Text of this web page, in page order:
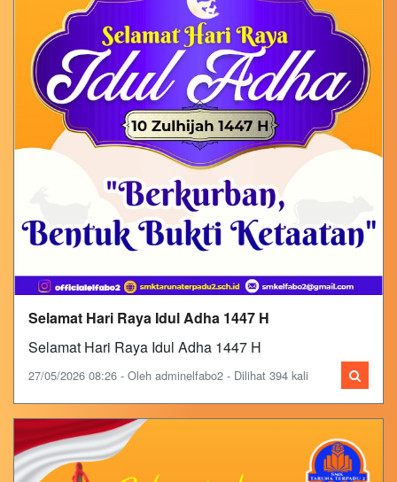
Selamat Hari Raya Idul Adha 1447 H
Selamat Hari Raya Idul Adha 1447 H
27/05/2026 08:26 - Oleh adminelfabo2 - Dilihat 394 kali